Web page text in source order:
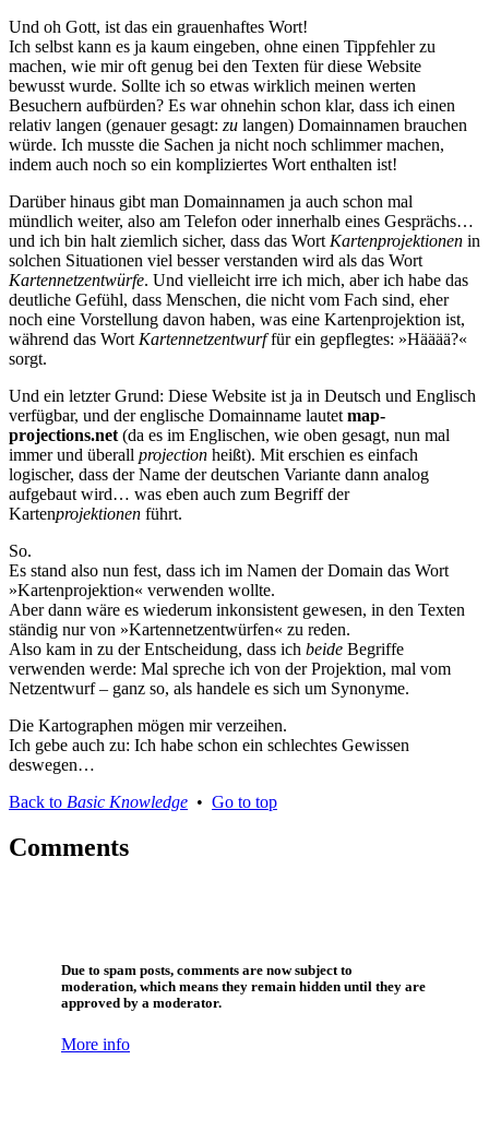
Und oh Gott, ist das ein grauenhaftes Wort!
Ich selbst kann es ja kaum eingeben, ohne einen Tippfehler zu
machen, wie mir oft genug bei den Texten für diese Website
bewusst wurde. Sollte ich so etwas wirklich meinen werten
Besuchern aufbürden? Es war ohnehin schon klar, dass ich einen
relativ langen (genauer gesagt: zu langen) Domainnamen brauchen
würde. Ich musste die Sachen ja nicht noch schlimmer machen,
indem auch noch so ein kompliziertes Wort enthalten ist!
Darüber hinaus gibt man Domainnamen ja auch schon mal
mündlich weiter, also am Telefon oder innerhalb eines Gesprächs…
und ich bin halt ziemlich sicher, dass das Wort Kartenprojektionen in
solchen Situationen viel besser verstanden wird als das Wort
Kartennetzentwürfe. Und vielleicht irre ich mich, aber ich habe das
deutliche Gefühl, dass Menschen, die nicht vom Fach sind, eher
noch eine Vorstellung davon haben, was eine Kartenprojektion ist,
während das Wort Kartennetzentwurffür ein gepflegtes: »Hääää?«
sorgt.
Und ein letzter Grund: Diese Website ist ja in Deutsch und Englisch
verfügbar, und der englische Domainname lautet map-
projections.net (da es im Englischen, wie oben gesagt, nun mal
immer und überall projection heißt). Mit erschien es einfach
logischer, dass der Name der deutschen Variante dann analog
aufgebaut wird… was eben auch zum Begriff der
Kartenprojektionen führt.
So.
Es stand also nun fest, dass ich im Namen der Domain das Wort
»Kartenprojektion« verwenden wollte.
Aber dann wäre es wiederum inkonsistent gewesen, in den Texten
ständig nur von »Kartennetzentwürfen« zu reden.
Also kam in zu der Entscheidung, dass ich beide Begriffe
verwenden werde: Mal spreche ich von der Projektion, mal vom
Netzentwurf – ganz so, als handele es sich um Synonyme.
Die Kartographen mögen mir verzeihen.
Ich gebe auch zu: Ich habe schon ein schlechtes Gewissen
deswegen…
Back to Basic Knowledge • Go to top
Comments
Due to spam posts, comments are now subject to
moderation, which means they remain hidden until they are
approved by a moderator.
More info